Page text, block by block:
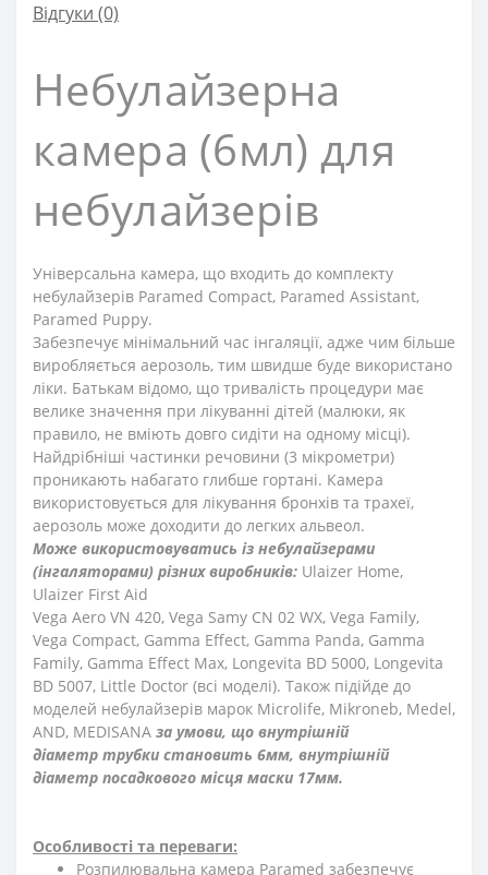
Відгуки (0)
Небулайзерна
камера (6мл) для
небулайзерів
Універсальна камера, що входить до комплекту
небулайзерів Paramed Compact, Paramed Assistant,
Paramed Puppy.
Забезпечує мінімальний час інгаляції, адже чим більше
виробляється аерозоль, тим швидше буде використано
ліки. Батькам відомо, що тривалість процедури має
велике значення при лікуванні дітей (малюки, як
правило, не вміють довго сидіти на одному місці).
Найдрібніші частинки речовини (3 мікрометри)
проникають набагато глибше гортані. Камера
використовується для лікування бронхів та трахеї,
аерозоль може доходити до легких альвеол.
Може використовуватись із небулайзерами
(інгаляторами) різних виробників: Ulaizer Home,
Ulaizer First Aid
Vega Aero VN 420, Vega Samy CN 02 WX, Vega Family,
Vega Compact, Gamma Effect, Gamma Panda, Gamma
Family, Gamma Effect Max, Longevita BD 5000, Longevita
BD 5007, Little Doctor (всі моделі). Також підійде до
моделей небулайзерів марок Microlife, Mikroneb, Medel,
AND, MEDISANA за умови, що внутрішній
діаметр трубки становить 6мм, внутрішній
діаметр посадкового місця маски 17мм.
Особливості та переваги:
Розпилювальна камера Paramed забезпечує